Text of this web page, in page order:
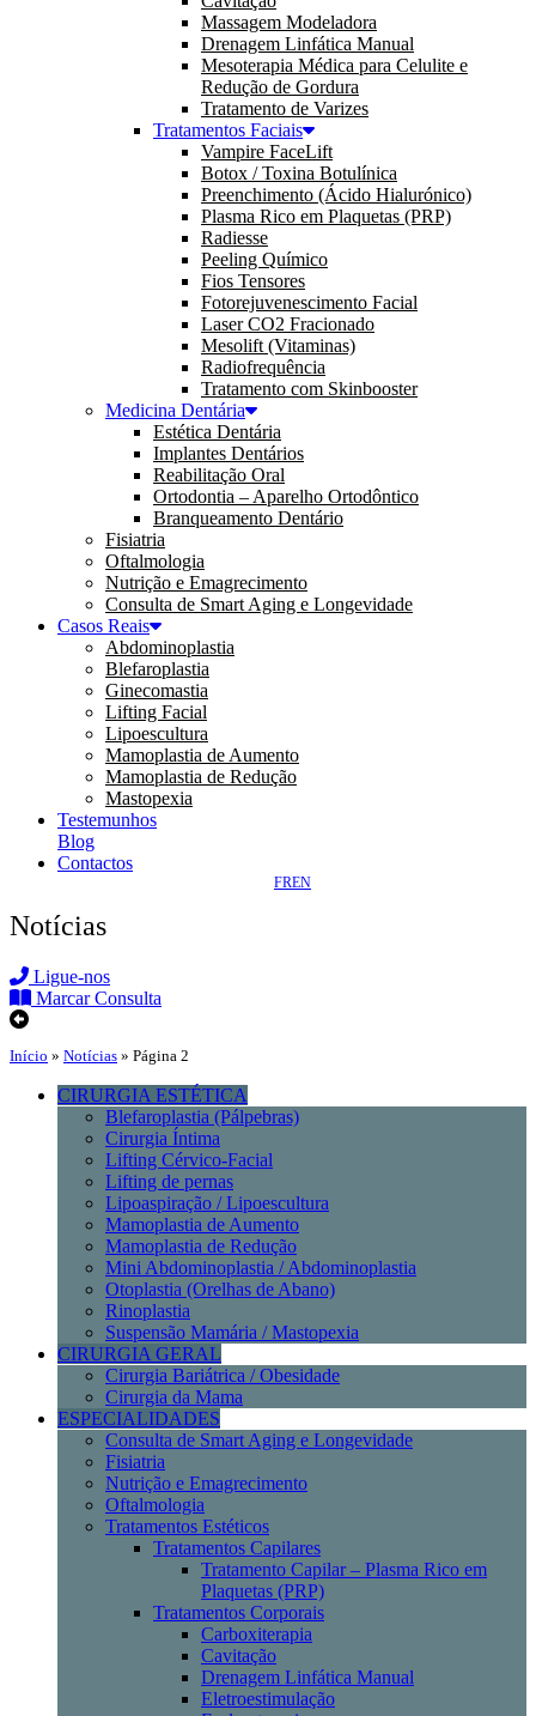
Massagem Modeladora
Drenagem Linfática Manual
Mesoterapia Médica para Celulite e
Redução de Gordura
Tratamento de Varizes
Tratamentos Faciais
Vampire FaceLift
Botox / Toxina Botulínica
Preenchimento (Ácido Hialurónico)
Plasma Rico em Plaquetas (PRP)
Radiesse
Peeling Químico
Fios Tensores
Fotorejuvenescimento Facial
Laser CO2 Fracionado
Mesolift (Vitaminas)
Radiofrequência
Tratamento com Skinbooster
Medicina Dentária
Estética Dentária
Implantes Dentários
Reabilitação Oral
Ortodontia – Aparelho Ortodôntico
Branqueamento Dentário
Fisiatria
Oftalmologia
Nutrição e Emagrecimento
Consulta de Smart Aging e Longevidade
Casos Reais
Abdominoplastia
Blefaroplastia
Ginecomastia
Lifting Facial
Lipoescultura
Mamoplastia de Aumento
Mamoplastia de Redução
Mastopexia
Testemunhos
Blog
Contactos
EN
FR
Notícias
Ligue-nos
Marcar Consulta
Início » Notícias » Página 2
CIRURGIA ESTÉTICA
Blefaroplastia (Pálpebras)
Cirurgia Íntima
Lifting Cérvico-Facial
Lifting de pernas
Lipoaspiração / Lipoescultura
Mamoplastia de Aumento
Mamoplastia de Redução
Mini Abdominoplastia / Abdominoplastia
Otoplastia (Orelhas de Abano)
Rinoplastia
Suspensão Mamária / Mastopexia
CIRURGIA GERAL
Cirurgia Bariátrica / Obesidade
Cirurgia da Mama
ESPECIALIDADES
Consulta de Smart Aging e Longevidade
Fisiatria
Nutrição e Emagrecimento
Oftalmologia
Tratamentos Estéticos
Tratamentos Capilares
Tratamento Capilar – Plasma Rico em
Plaquetas (PRP)
Tratamentos Corporais
Carboxiterapia
Cavitação
Drenagem Linfática Manual
Eletroestimulação